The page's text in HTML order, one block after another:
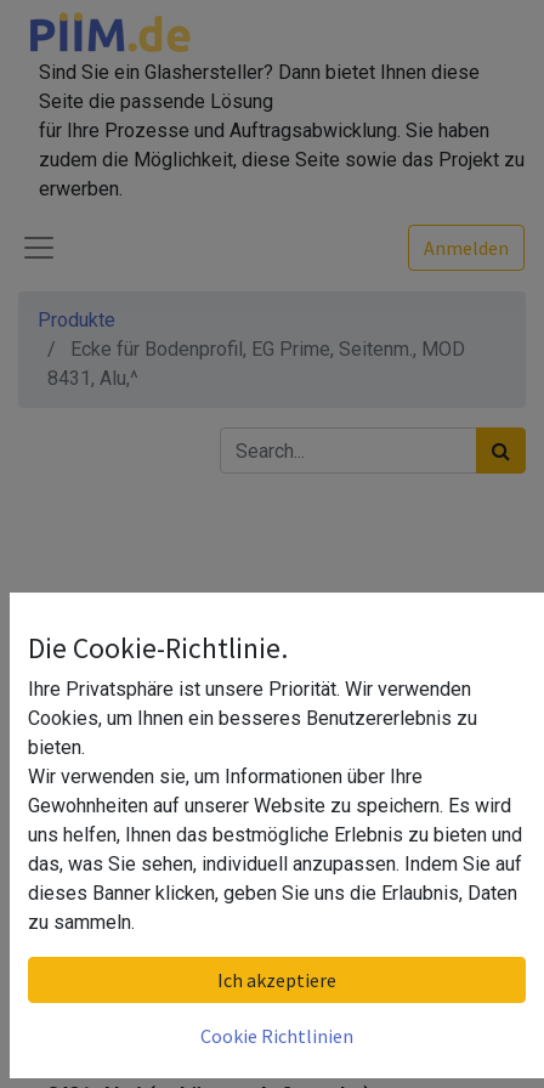
Sind Sie ein Glashersteller? Dann bietet Ihnen diese
Seite die passende Lösung
für Ihre Prozesse und Auftragsabwicklung. Sie haben
zudem die Möglichkeit, diese Seite sowie das Projekt zu
erwerben.
Anmelden
Produkte
Ecke für Bodenprofil, EG Prime, Seitenm., MOD
8431, Alu,^
Ecke für Bodenprofil, EG Prime,
Seitenm., MOD 8431, Alu,^
Die Cookie-Richtlinie.
Ihre Privatsphäre ist unsere Priorität. Wir verwenden
Cookies, um Ihnen ein besseres Benutzererlebnis zu
bieten.
Wir verwenden sie, um Informationen über Ihre
Gewohnheiten auf unserer Website zu speichern. Es wird
uns helfen, Ihnen das bestmögliche Erlebnis zu bieten und
das, was Sie sehen, individuell anzupassen. Indem Sie auf
dieses Banner klicken, geben Sie uns die Erlaubnis, Daten
zu sammeln.
Ich akzeptiere
Cookie Richtlinien